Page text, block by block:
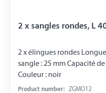
2 x sangles rondes, L
2 x élingues rondes
sangle : 25 mm Capacité de
Couleur : noir
Product number: ZGMO12